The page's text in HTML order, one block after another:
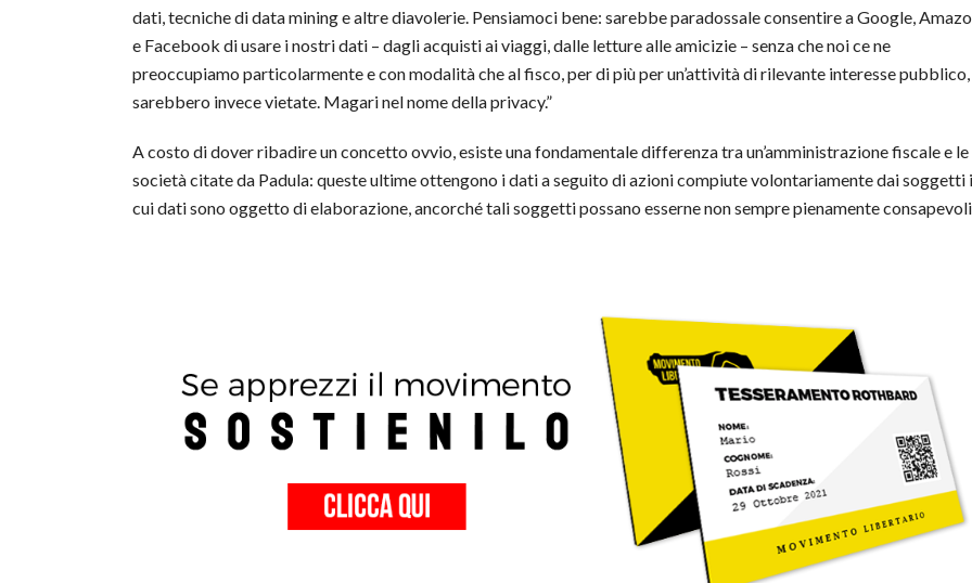
dati, tecniche di data mining e altre diavolerie. Pensiamoci bene: sarebbe paradossale consentire a Google,
e Facebook di usare i nostri dati – dagli acquisti ai viaggi, dalle letture alle amicizie – senza che noi ce ne
preoccupiamo particolarmente e con modalità che al fisco, per di più per un’attività di rilevante interesse pubblico,
sarebbero invece vietate. Magari nel nome della privacy.”
A costo di dover ribadire un concetto ovvio, esiste una fondamentale differenza tra un’amministrazione fiscale e le
società citate da Padula: queste ultime ottengono i dati a seguito di azioni compiute volontariamente dai soggetti i
cui dati sono oggetto di elaborazione, ancorché tali soggetti possano esserne non sempre pienamente